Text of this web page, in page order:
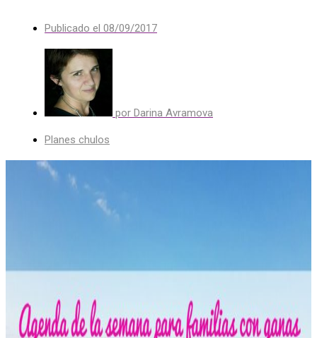
Publicado el 08/09/2017
por Darina Avramova
Planes chulos